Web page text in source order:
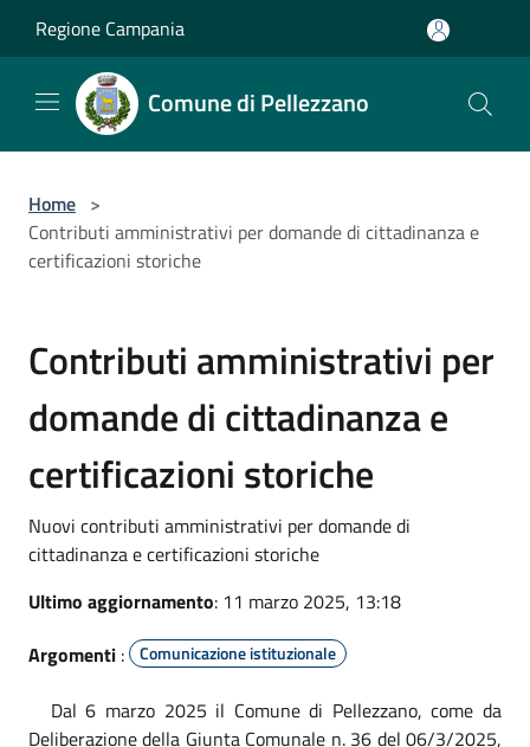
Regione Campania
Comune di Pellezzano
Home >
Contributi amministrativi per domande di cittadinanza e
certificazioni storiche
Contributi amministrativi per
domande di cittadinanza e
certificazioni storiche
Nuovi contributi amministrativi per domande di
cittadinanza e certificazioni storiche
Ultimo aggiornamento: 11 marzo 2025, 13:18
Argomenti : Comunicazione istituzionale
Dal 6 marzo 2025 il Comune di Pellezzano, come da
Deliberazione della Giunta Comunale n. 36 del 06/3/2025,